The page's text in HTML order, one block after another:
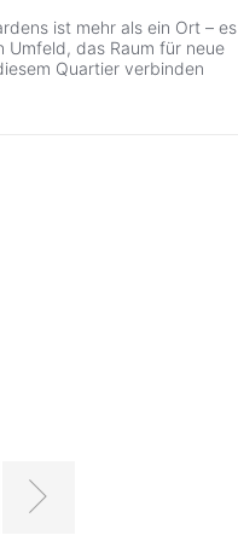
ist mehr als ein Ort – es
Umfeld, das Raum für neue
Quartier verbinden